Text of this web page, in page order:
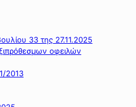
33 της 27.11.2025
οφειλών
2013